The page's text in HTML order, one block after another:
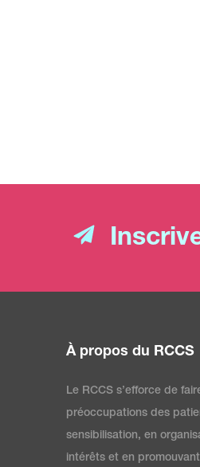
À propos du RCCS
Le RCCS s’efforce de
préoccupations des
sensibilisation, en
intérêts et en